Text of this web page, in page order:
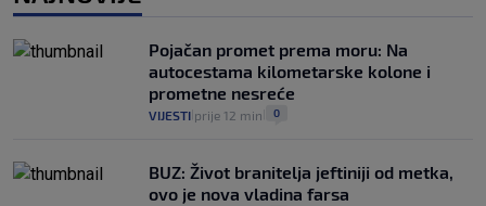
automobilom na Hvar iz Zagreba, a
koliko iz Osijeka
14
Pojačan promet prema moru: Na
autocestama kilometarske kolone i
prometne nesreće
VIJESTI prije 12 min 0
BUZ: Život branitelja jeftiniji od metka,
ovo je nova vladina farsa